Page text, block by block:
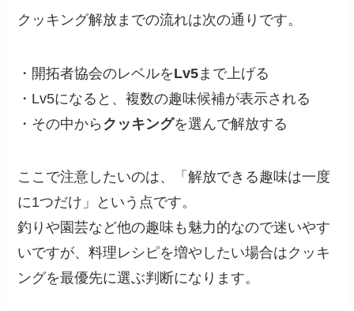
クッキング解放までの流れは次の通りです。
・開拓者協会のレベルをLv5 まで上げる
・Lv5になると、複数の趣味候補が表示される
・その中から クッキングを選んで解放する
ここで注意したいのは、「解放できる趣味は一度
に1つだけ」という点です。
釣りや園芸など他の趣味も魅力的なので迷いやす
いですが、料理レシピを増やしたい場合はクッキ
ングを最優先に選ぶ判断になります。